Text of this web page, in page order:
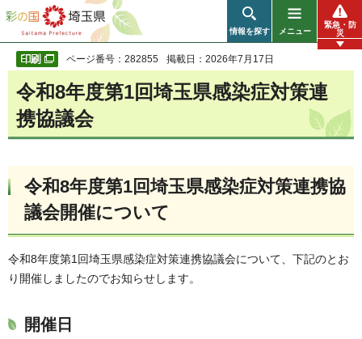
彩の国 埼玉県
情報を探す メニュー
緊急・防
災
ページ番号：282855 掲載日：2026年7月17日
令和8年度第1回埼玉県感染症対策連
携協議会
令和8年度第1回埼玉県感染症対策連携協
議会開催について
令和8年度第1回埼玉県感染症対策連携協議会について、下記のとお
り開催しましたのでお知らせします。
開催日